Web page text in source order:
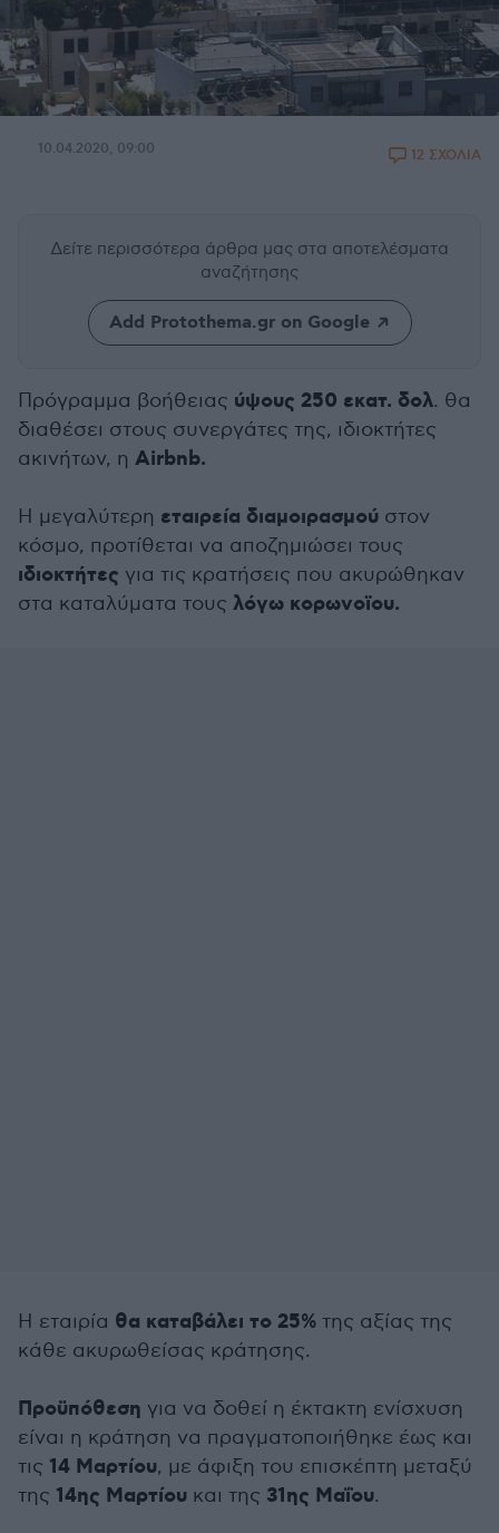
10.04.2020, 09:00 12 ΣΧΟΛΙΑ
Δείτε περισσότερα άρθρα μας στα αποτελέσματα
αναζήτησης
Add Protothema.gr on Google
Πρόγραμμα βοήθειας ύψους 250 εκατ. δολ. θα
διαθέσει στους συνεργάτες της, ιδιοκτήτες
ακινήτων, η Airbnb.
Η μεγαλύτερη εταιρεία διαμοιρασμού στον
κόσμο, προτίθεται να αποζημιώσει τους
ιδιοκτήτες για τις κρατήσεις που ακυρώθηκαν
στα καταλύματα τους λόγω κορωνοϊου.
Η εταιρία θα καταβάλει το 25% της αξίας της
κάθε ακυρωθείσας κράτησης.
Προϋπόθεση για να δοθεί η έκτακτη ενίσχυση
είναι η κράτηση να πραγματοποιήθηκε έως και
τις 14 Μαρτίου, με άφιξη του επισκέπτη μεταξύ
της 14ης Μαρτίου και της 31ης Μαΐου.